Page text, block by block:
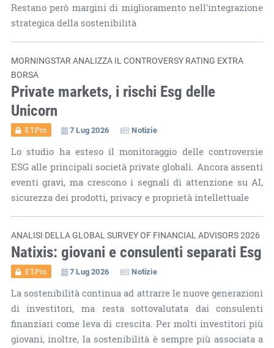
Restano però margini di miglioramento nell'integrazione
strategica della sostenibilità
MORNINGSTAR ANALIZZA IL CONTROVERSY RATING EXTRA
BORSA
Private markets, i rischi Esg delle
Unicorn
ET.Pro 7 Lug 2026 Notizie
Lo studio ha esteso il monitoraggio delle controversie
ESG alle principali società private globali. Ancora assenti
eventi gravi, ma crescono i segnali di attenzione su AI,
sicurezza dei prodotti, privacy e proprietà intellettuale
ANALISI DELLA GLOBAL SURVEY OF FINANCIAL ADVISORS 2026
Natixis: giovani e consulenti separati Esg
ET.Pro 7 Lug 2026 Notizie
La sostenibilità continua ad attrarre le nuove generazioni
di investitori, ma resta sottovalutata dai consulenti
finanziari come leva di crescita. Per molti investitori più
giovani, inoltre, la sostenibilità è sempre più associata a